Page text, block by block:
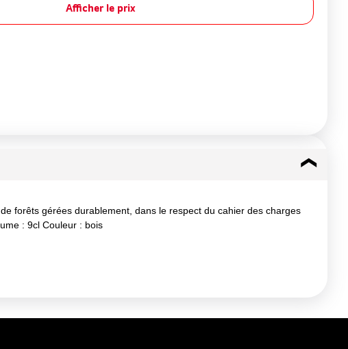
Afficher le prix
forêts gérées durablement, dans le respect du cahier des charges
: 9cl Couleur : bois